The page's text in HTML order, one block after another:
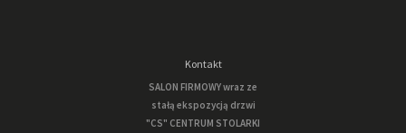
Kontakt
SALON FIRMOWY wraz ze
stałą ekspozycją drzwi
"CS" CENTRUM STOLARKI